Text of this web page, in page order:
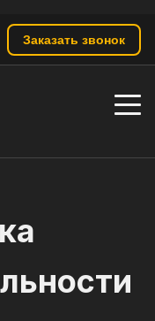
Заказать звонок